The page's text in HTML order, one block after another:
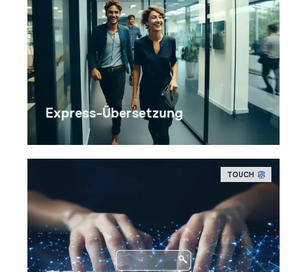
Express-Übersetzung
TOUCH